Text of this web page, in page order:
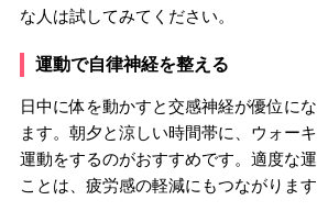
な人は試してみてください。
運動で自律神経を整える
日中に体を動かすと交感神経が優位に
ます。朝夕と涼しい時間帯に、ウォー
運動をするのがおすすめです。適度な
ことは、疲労感の軽減にもつながります